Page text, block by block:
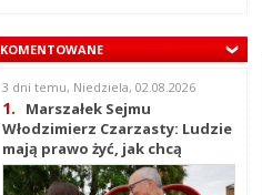
KOMENTOWANE
3 dni temu, Niedziela, 02.08.2026
1.
Marszałek Sejmu
Włodzimierz Czarzasty: Ludzie
mają prawo żyć, jak chcą